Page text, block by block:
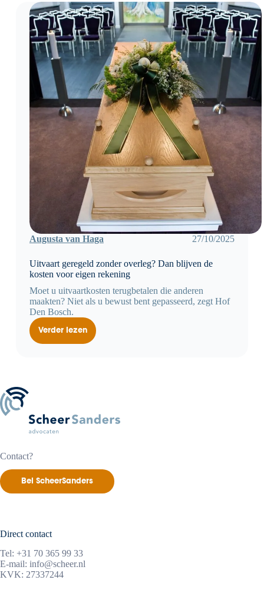
ontslaan?
Augusta van Haga 27/10/2025
Uitvaart geregeld zonder overleg? Dan blijven de
kosten voor eigen rekening
Moet u uitvaartkosten terugbetalen die anderen
maakten? Niet als u bewust bent gepasseerd, zegt Hof
Den Bosch.
Verder lezen
Uitvaart
geregeld
Contact?
Bel ScheerSanders
Direct contact
Tel: +31 70 365 99 33
E-mail: info@scheer.nl
KVK: 27337244